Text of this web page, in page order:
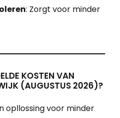
: Zorgt voor minder
KOSTEN VAN
(AUGUSTUS 2026)?
opllossing voor minder